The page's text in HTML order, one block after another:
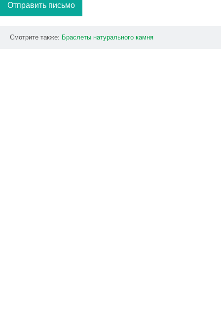
Отправить письмо
Смотрите также: Браслеты натурального камня